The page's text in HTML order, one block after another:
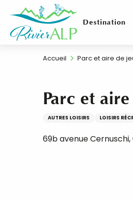
contenu
principal
Destination
Accueil Parc et aire de
Parc et
AUTRES LOISIRS LOISIRS
69b avenue